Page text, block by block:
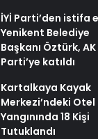
İYİ Parti’den istifa
Yenikent Belediye
Başkanı Öztürk, AK
Parti’ye katıldı
Kartalkaya Kayak
Merkezi’ndeki Otel
Yangınında 18 Kişi
Tutuklandı